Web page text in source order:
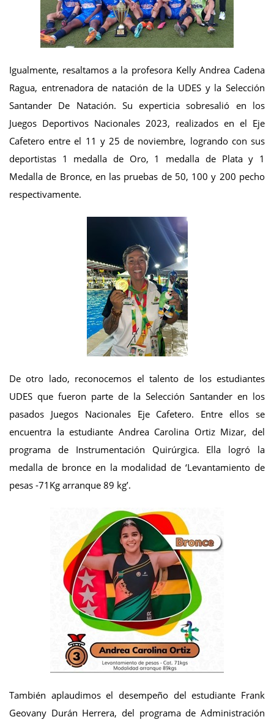
Igualmente, resaltamos a la profesora Kelly Andrea Cadena
Ragua, entrenadora de natación de la UDES y la Selección
Santander De Natación. Su experticia sobresalió en los
Juegos Deportivos Nacionales 2023, realizados en el Eje
Cafetero entre el 11 y 25 de noviembre, logrando con sus
deportistas 1 medalla de Oro, 1 medalla de Plata y 1
Medalla de Bronce, en las pruebas de 50, 100 y 200 pecho
respectivamente.
De otro lado, reconocemos el talento de los estudiantes
UDES que fueron parte de la Selección Santander en los
pasados Juegos Nacionales Eje Cafetero. Entre ellos se
encuentra la estudiante Andrea Carolina Ortiz Mizar, del
programa de Instrumentación Quirúrgica. Ella logró la
medalla de bronce en la modalidad de ‘Levantamiento de
pesas -71Kg arranque 89 kg’.
También aplaudimos el desempeño del estudiante Frank
Geovany Durán Herrera, del programa de Administración